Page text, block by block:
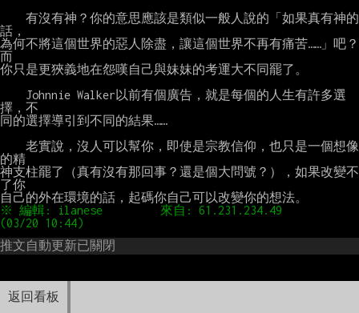
返回看板
話，
為何不將這個世界的惡人除盡，讓這個世界不再有痛苦……」吧？
而
你只是更狹義地在怨嘆自己與妹妹的考運大不同罷了。
擇，不
同的選擇導引到不同的結果……
的精
神支柱罷了（真有沒有那回事？還是個大問號？），如果改變不
了你
※ 編輯: ilanese         來自: 61.231.234.49
推文自動更新已關閉